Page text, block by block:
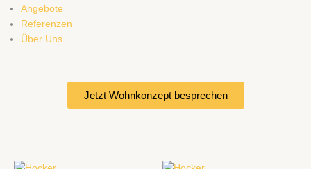
Angebote
Referenzen
Über Uns
Jetzt Wohnkonzept besprechen